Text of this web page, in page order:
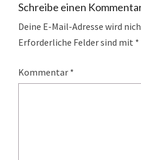
Schreibe einen
Deine E-Mail-Adresse wird
Erforderliche Felder sind mit *
Kommentar *